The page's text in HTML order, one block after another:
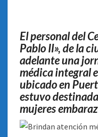
El personal del
Pablo II», de la
adelante una
médica integral
ubicado en
estuvo
mujeres